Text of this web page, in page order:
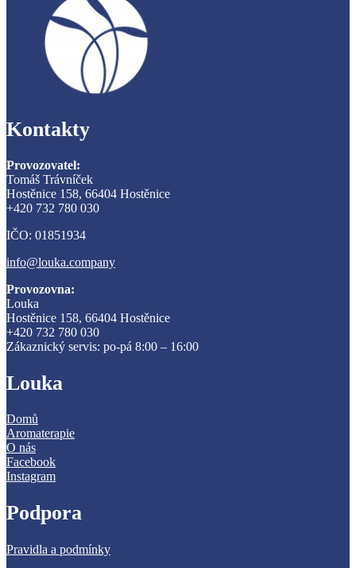
Kontakty
Provozovatel:
Tomáš Trávníček
Hostěnice 158, 66404 Hostěnice
+420 732 780 030
IČO: 01851934
info@louka.company
Provozovna:
Louka
Hostěnice 158, 66404 Hostěnice
+420 732 780 030
Zákaznický servis: po-pá 8:00 – 16:00
Louka
Domů
Aromaterapie
O nás
Facebook
Instagram
Podpora
Pravidla a podmínky